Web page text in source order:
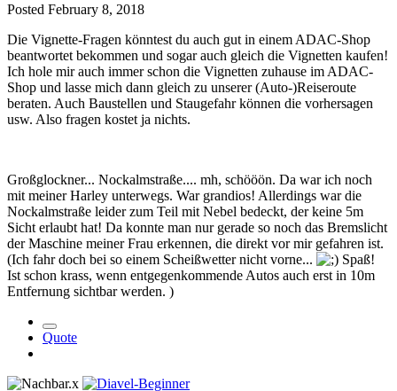
Posted February 8, 2018
Die Vignette-Fragen könntest du auch gut in einem ADAC-Shop
beantwortet bekommen und sogar auch gleich die Vignetten kaufen!
Ich hole mir auch immer schon die Vignetten zuhause im ADAC-
Shop und lasse mich dann gleich zu unserer (Auto-)Reiseroute
beraten. Auch Baustellen und Staugefahr können die vorhersagen
usw. Also fragen kostet ja nichts.
Großglockner... Nockalmstraße.... mh, schööön. Da war ich noch
mit meiner Harley unterwegs. War grandios! Allerdings war die
Nockalmstraße leider zum Teil mit Nebel bedeckt, der keine 5m
Sicht erlaubt hat! Da konnte man nur gerade so noch das Bremslicht
der Maschine meiner Frau erkennen, die direkt vor mir gefahren ist.
(Ich fahr doch bei so einem Scheißwetter nicht vorne...
Spaß!
Ist schon krass, wenn entgegenkommende Autos auch erst in 10m
Entfernung sichtbar werden. )
Quote